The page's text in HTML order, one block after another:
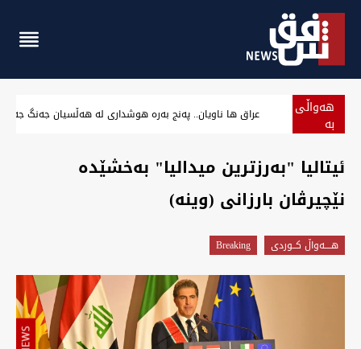
هەواڵی
بە "قوربانیەیل بيدەنگ".. مناڵەیل عراق باج جیاوەبۊن دەن
ئیتالیا "بەرزترین میدالیا" بەخشێدە
نێچیرڤان بارزانی (وینە)
هــــه‌واڵ كــوردى Breaking